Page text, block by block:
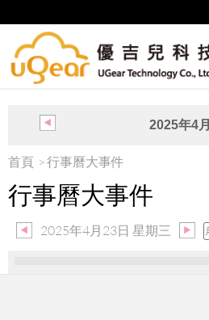
2025年4月
日 一
6
7 8
13
14 15
20
21 22 23
首頁 行事曆大事件
行事曆大事件
2025年4月23日 星期三